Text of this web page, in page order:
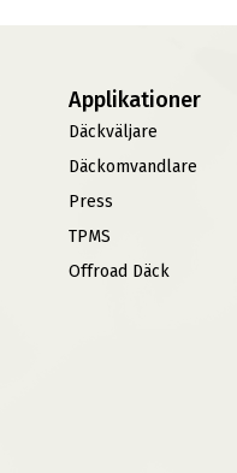
Applikationer
Däckväljare
Däckomvandlare
Press
TPMS
Offroad Däck